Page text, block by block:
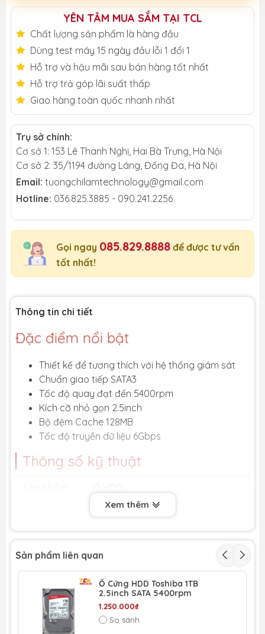
YÊN TÂM MUA SẮM TẠI TCL
Chất lượng sản phẩm là hàng đầu
Dùng test máy 15 ngày đầu lỗi 1 đổi 1
Hỗ trợ và hậu mãi sau bán hàng tốt nhất
Hỗ trợ trả góp lãi suất thấp
Giao hàng toàn quốc nhanh nhất
Trụ sở chính:
Cơ sở 1: 153 Lê Thanh Nghị, Hai Bà Trưng, Hà Nội
Cơ sở 2: 35/1194 đường Láng, Đống Đa, Hà Nội
Email: tuongchilamtechnology@gmail.com
Hotline: 036.825.3885 - 090.241.2256
Gọi ngay 085.829.8888 để được tư vấn
tốt nhất!
Thông tin chi tiết
Đặc điểm nổi bật
Thiết kế để tương thích với hệ thống giám sát
Chuẩn giao tiếp SATA3
Tốc độ quay đạt đến 5400rpm
Kích cỡ nhỏ gọn 2.5inch
Bộ đệm Cache 128MB
Tốc độ truyền dữ liệu 6Gbps
Thông số kỹ thuật
WD
Loại ổ
Dung lượng 1TB
Tốc độ quay 5400 rpm
Chuẩn giao
SATA3
Xem thêm
Sản phẩm liên quan
Ổ Cứng HDD Toshiba 1TB
2.5inch SATA 5400rpm
1.250.000₫
So sánh